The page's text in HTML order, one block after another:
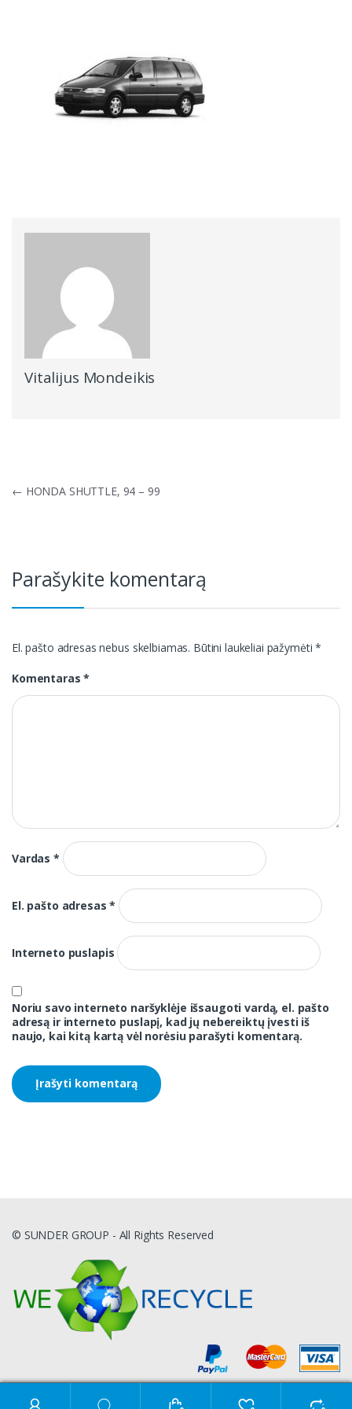
Vitalijus Mondeikis
Navigacija
← HONDA SHUTTLE, 94 – 99
Parašykite komentarą
El. pašto adresas nebus skelbiamas. Būtini laukeliai pažymėti*
Komentaras*
Vardas*
El. pašto adresas*
Interneto puslapis
Noriu savo interneto naršyklėje išsaugoti vardą, el. pašto
adresą ir interneto puslapį, kad jų nebereiktų įvesti iš
naujo, kai kitą kartą vėl norėsiu parašyti komentarą.
© SUNDER GROUP - All Rights Reserved
Ieškoti: